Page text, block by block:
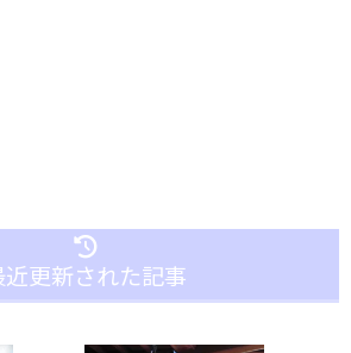
近更新された記事